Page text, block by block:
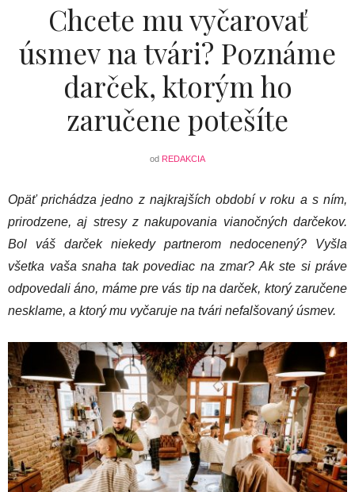
Chcete mu vyčarovať
úsmev na tvári? Poznáme
darček, ktorým ho
zaručene potešíte
od REDAKCIA
Opäť prichádza jedno z najkrajších období v roku a s ním,
prirodzene, aj stresy z nakupovania vianočných darčekov.
Bol váš darček niekedy partnerom nedocenený? Vyšla
všetka vaša snaha tak povediac na zmar? Ak ste si práve
odpovedali áno, máme pre vás tip na darček, ktorý zaručene
nesklame, a ktorý mu vyčaruje na tvári nefalšovaný úsmev.